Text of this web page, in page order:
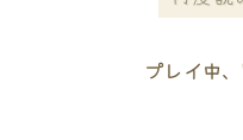
プレイ中